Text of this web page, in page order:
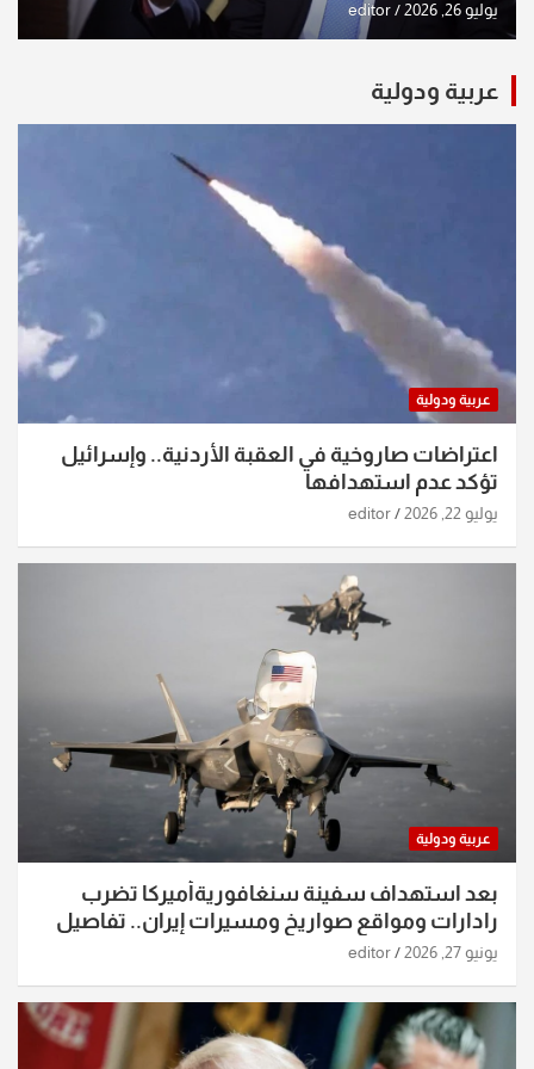
يوليو 26, 2026 editor
عربية ودولية
عربية ودولية
اعتراضات صاروخية في العقبة الأردنية.. وإسرائيل
تؤكد عدم استهدافها
يوليو 22, 2026 editor
عربية ودولية
بعد استهداف سفينة سنغافوريةأميركا تضرب
رادارات ومواقع صواريخ ومسيرات إيران.. تفاصيل
الساعات الماضية
يونيو 27, 2026 editor